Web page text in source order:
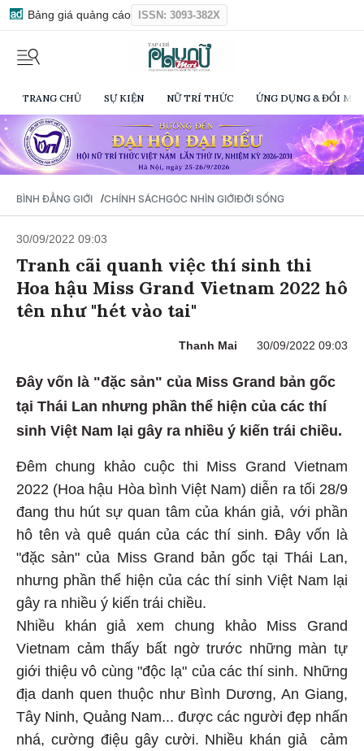
Bảng giá quảng cáo ISSN: 3093-382X
TRANG CHỦ SỰ KIỆN NỮ TRÍ THỨC ỨNG DỤNG & ĐỔI
BÌNH ĐẲNG GIỚI /CHÍNH SÁCHGÓC NHÌN GIỚIĐỜI SỐNG
30/09/2022 09:03
Tranh cãi quanh việc thí sinh thi
Hoa hậu Miss Grand Vietnam 2022 hô
tên như "hét vào tai"
Thanh Mai 30/09/2022 09:03
Đây vốn là "đặc sản" của Miss Grand bản gốc
tại Thái Lan nhưng phần thể hiện của các thí
sinh Việt Nam lại gây ra nhiều ý kiến trái chiều.
Đêm chung khảo cuộc thi Miss Grand Vietnam
2022 (Hoa hậu Hòa bình Việt Nam) diễn ra tối 28/9
đang thu hút sự quan tâm của khán giả, với phần
hô tên và quê quán của các thí sinh. Đây vốn là
"đặc sản" của Miss Grand bản gốc tại Thái Lan,
nhưng phần thể hiện của các thí sinh Việt Nam lại
gây ra nhiều ý kiến trái chiều.
Nhiều khán giả xem chung khảo Miss Grand
Vietnam cảm thấy bất ngờ trước những màn tự
giới thiệu vô cùng "độc lạ" của các thí sinh. Những
địa danh quen thuộc như Bình Dương, An Giang,
Tây Ninh, Quảng Nam... được các người đẹp nhấn
nhá, cường điệu gây cười. Nhiều khán giả cảm